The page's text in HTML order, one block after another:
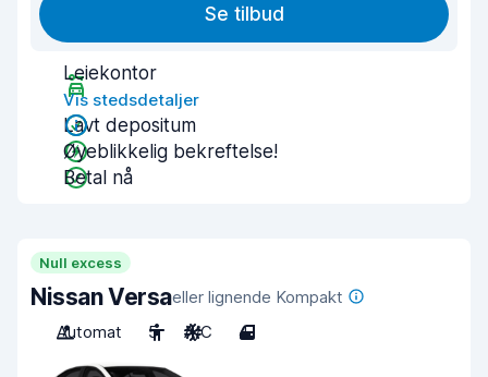
Se tilbud
Leiekontor
Vis stedsdetaljer
Lavt depositum
Øyeblikkelig bekreftelse!
Betal nå
Null excess
Nissan Versaeller lignende Kompakt
Automat
5 A/C 4